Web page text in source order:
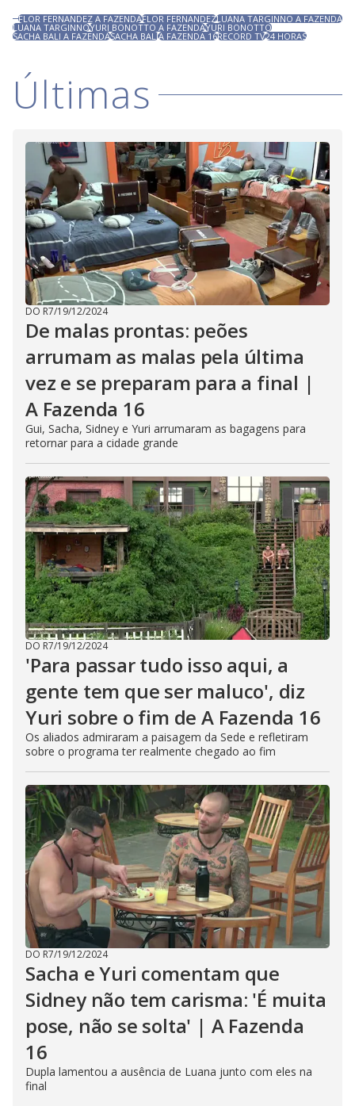
FLOR FERNANDEZ A FAZENDAFLOR FERNANDEZLUANA TARGINNO A FAZENDA
LUANA TARGINNOYURI BONOTTO A FAZENDAYURI BONOTTO
SACHA BALI A FAZENDASACHA BALIA FAZENDA 16RECORD TV24 HORAS
Últimas
DO R7/19/12/2024
De malas prontas: peões
arrumam as malas pela última
vez e se preparam para a final |
A Fazenda 16
Gui, Sacha, Sidney e Yuri arrumaram as bagagens para
retornar para a cidade grande
DO R7/19/12/2024
'Para passar tudo isso aqui, a
gente tem que ser maluco', diz
Yuri sobre o fim de A Fazenda 16
Os aliados admiraram a paisagem da Sede e refletiram
sobre o programa ter realmente chegado ao fim
DO R7/19/12/2024
Sacha e Yuri comentam que
Sidney não tem carisma: 'É muita
pose, não se solta' | A Fazenda
16
Dupla lamentou a ausência de Luana junto com eles na
final